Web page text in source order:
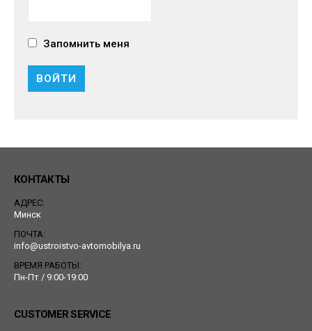
Запомнить меня
КОНТАКТЫ
АДРЕС:
Минск
ПОЧТА:
info@ustroistvo-avtomobilya.ru
ВРЕМЯ РАБОТЫ:
Пн-Пт / 9:00-19:00
CUSTOMER SERVICE